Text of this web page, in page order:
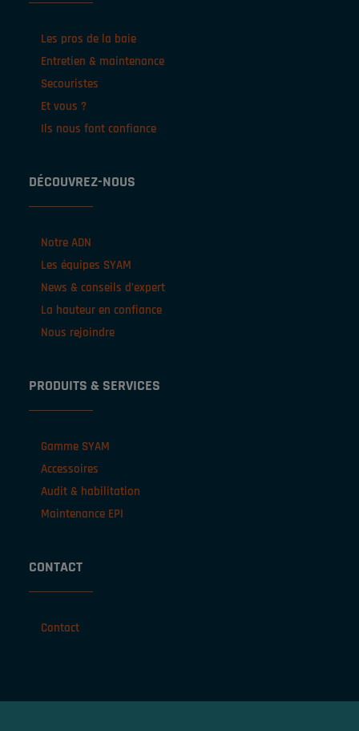
Les pros de la baie
Entretien & maintenance
Secouristes
Et vous ?
Ils nous font confiance
DÉCOUVREZ-NOUS
Notre ADN
Les équipes SYAM
News & conseils d’expert
La hauteur en confiance
Nous rejoindre
PRODUITS & SERVICES
Gamme SYAM
Accessoires
Audit & habilitation
Maintenance EPI
CONTACT
Contact